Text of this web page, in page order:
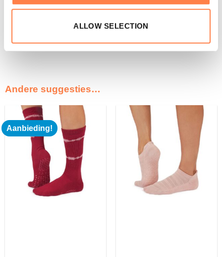
ALLOW SELECTION
Antislip Sokken in het model Savvy
Andere suggesties…
Aanbieding!